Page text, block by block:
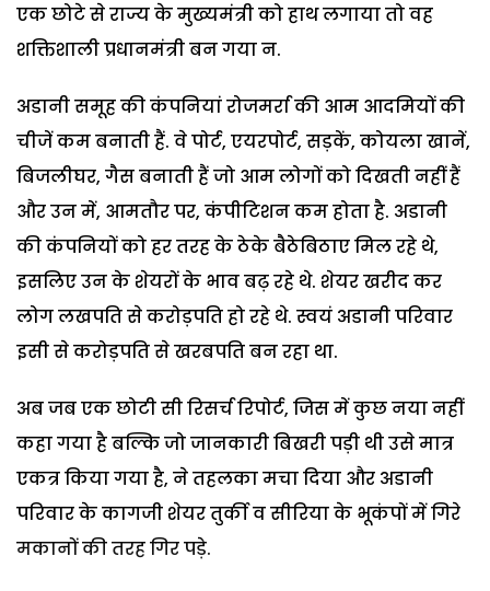
एक छोटे से राज्य के मुख्यमंत्री को हाथ लगाया तो वह
शक्तिशाली प्रधानमंत्री बन गया न.
अडानी समूह की कंपनियां रोजमर्रा की आम आदमियों की
चीजें कम बनाती हैं. वे पोर्ट, एयरपोर्ट, सड़कें, कोयला खानें,
बिजलीघर, गैस बनाती हैं जो आम लोगों को दिखती नहीं हैं
और उन में, आमतौर पर, कंपीटिशन कम होता है. अडानी
की कंपनियों को हर तरह के ठेके बैठेबिठाए मिल रहे थे,
इसलिए उन के शेयरों के भाव बढ़ रहे थे. शेयर खरीद कर
लोग लखपति से करोड़पति हो रहे थे. स्वयं अडानी परिवार
इसी से करोड़पति से खरबपति बन रहा था.
अब जब एक छोटी सी रिसर्च रिपोर्ट, जिस में कुछ नया नहीं
कहा गया है बल्कि जो जानकारी बिखरी पड़ी थी उसे मात्र
एकत्र किया गया है, ने तहलका मचा दिया और अडानी
परिवार के कागजी शेयर तुर्की व सीरिया के भूकंपों में गिरे
मकानों की तरह गिर पड़े.